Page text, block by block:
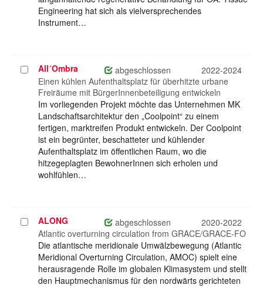
Engineering hat sich als vielversprechendes
Instrument…
Projekt
auswählen
All´Ombra abgeschlossen
2022-2024
Einen kühlen Aufenthaltsplatz für überhitzte urbane
Freiräume mit BürgerInnenbeteiligung entwickeln
Im vorliegenden Projekt möchte das Unternehmen MK
Landschaftsarchitektur den „Coolpoint“ zu einem
fertigen, marktreifen Produkt entwickeln. Der Coolpoint
ist ein begrünter, beschatteter und kühlender
Aufenthaltsplatz im öffentlichen Raum, wo die
hitzegeplagten BewohnerInnen sich erholen und
wohlfühlen…
Projekt
auswählen
ALONG abgeschlossen
2020-2022
Atlantic overturning circulation from GRACE/GRACE-FO
Die atlantische meridionale Umwälzbewegung (Atlantic
Meridional Overturning Circulation, AMOC) spielt eine
herausragende Rolle im globalen Klimasystem und stellt
den Hauptmechanismus für den nordwärts gerichteten